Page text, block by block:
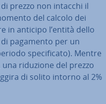
prezzo non intacchi il
del calcolo dei
in anticipo l’entità dello
pagamento per un
spe­ci­fi­ca­to). Mentre
una riduzione del prezzo
di solito intorno al 2%